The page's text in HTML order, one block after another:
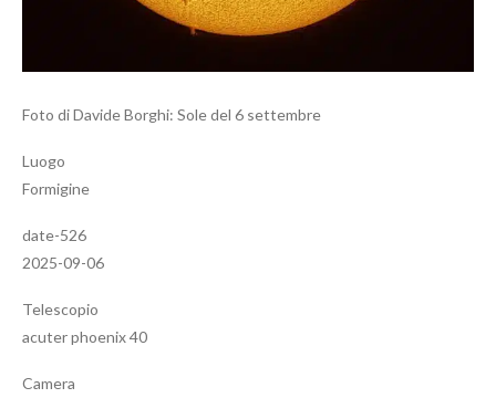
Foto di Davide Borghi: Sole del 6 settembre
Luogo
Formigine
date-526
2025-09-06
Telescopio
acuter phoenix 40
Camera